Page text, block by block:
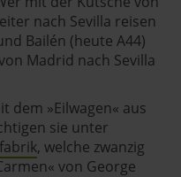
(z.B.
erhältst du in
nach Sevilla reisen
Bailén (heute A44)
Madrid nach Sevilla
dem »Eilwagen« aus
sie unter
, welche zwanzig
von George